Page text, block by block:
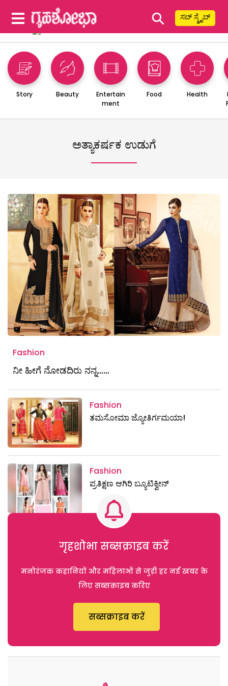
⚲ ಸಬ್ ಸ್ಕ್ರೈಬ್
Story Beauty
Entertain
ment
Food Health
ಅತ್ಯಾಕರ್ಷಕ ಉಡುಗೆ
Fashion
ನೀ ಹೀಗೆ ನೋಡದಿರು ನನ್ನ……
Fashion
ತಮಸೋಮಾ ಜ್ಯೋತಿರ್ಗಮಯಾ!
Fashion
ಪ್ರತಿಕ್ಷಣ ಆಗಿರಿ ಬ್ಯೂಟಿಕ್ವೀನ್
गृहशोभा सब्सक्राइब करें
मनोरंजक कहानियों और महिलाओं से जुड़ी हर नई खबर के
लिए सब्सक्राइब करिए
सब्सक्राइब करें